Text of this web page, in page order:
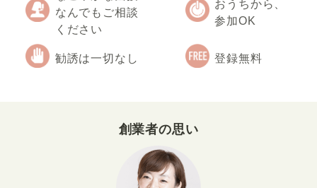
なんでもご相談
ください
おうちから、
参加OK
勧誘は一切なし 登録無料
創業者の思い